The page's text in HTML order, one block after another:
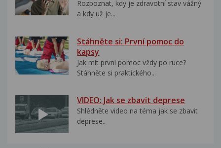
Rozpoznat, kdy je zdravotní stav vážný
a kdy už je...
Stáhněte si: První pomoc do
kapsy
Jak mít první pomoc vždy po ruce?
Stáhněte si praktického...
VIDEO: Jak se zbavit deprese
Shlédněte video na téma jak se zbavit
deprese..